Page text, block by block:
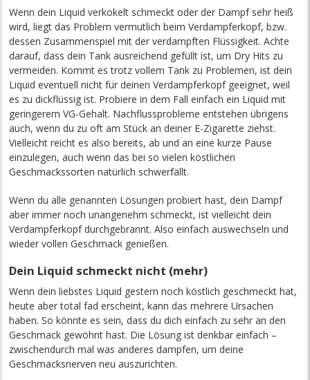
Wenn dein Liquid verkokelt schmeckt oder der Dampf sehr heiß
wird, liegt das Problem vermutlich beim Verdampferkopf, bzw.
dessen Zusammenspiel mit der verdampften Flüssigkeit. Achte
darauf, dass dein Tank ausreichend gefüllt ist, um Dry Hits zu
vermeiden. Kommt es trotz vollem Tank zu Problemen, ist dein
Liquid eventuell nicht für deinen Verdampferkopf geeignet, weil
es zu dickflüssig ist. Probiere in dem Fall einfach ein Liquid mit
geringerem VG-Gehalt. Nachflussprobleme entstehen übrigens
auch, wenn du zu oft am Stück an deiner E-Zigarette ziehst.
Vielleicht reicht es also bereits, ab und an eine kurze Pause
einzulegen, auch wenn das bei so vielen köstlichen
Geschmackssorten natürlich schwerfällt.
Wenn du alle genannten Lösungen probiert hast, dein Dampf
aber immer noch unangenehm schmeckt, ist vielleicht dein
Verdampferkopf durchgebrannt. Also einfach auswechseln und
wieder vollen Geschmack genießen.
Dein Liquid schmeckt nicht (mehr)
Wenn dein liebstes Liquid gestern noch köstlich geschmeckt hat,
heute aber total fad erscheint, kann das mehrere Ursachen
haben. So könnte es sein, dass du dich einfach zu sehr an den
Geschmack gewöhnt hast. Die Lösung ist denkbar einfach –
zwischendurch mal was anderes dampfen, um deine
Geschmacksnerven neu auszurichten.